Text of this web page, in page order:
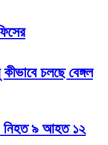
চলছে বেঙ্গল
নিহত ৯ আহত ১২